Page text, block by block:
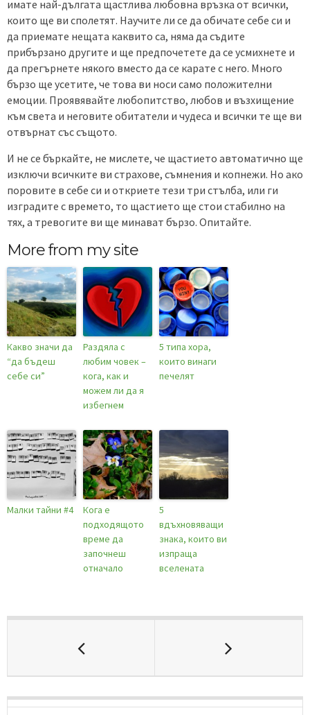
имате най-дългата щастлива любовна връзка от всички,
които ще ви сполетят. Научите ли се да обичате себе си и
да приемате нещата каквито са, няма да съдите
прибързано другите и ще предпочетете да се усмихнете и
да прегърнете някого вместо да се карате с него. Много
бързо ще усетите, че това ви носи само положителни
емоции. Проявявайте любопитство, любов и възхищение
към света и неговите обитатели и чудеса и всички те ще ви
отвърнат със същото.
И не се бъркайте, не мислете, че щастието автоматично ще
изключи всичките ви страхове, съмнения и копнежи. Но ако
поровите в себе си и откриете тези три стълба, или ги
изградите с времето, то щастието ще стои стабилно на
тях, а тревогите ви ще минават бързо. Опитайте.
More from my site
Какво значи да
“да бъдеш
себе си”
Раздяла с
любим човек –
кога, как и
можем ли да я
избегнем
5 типа хора,
които винаги
печелят
Малки тайни #4
Кога е
подходящото
време да
започнеш
отначало
5
вдъхновяващи
знака, които ви
изпраща
вселената